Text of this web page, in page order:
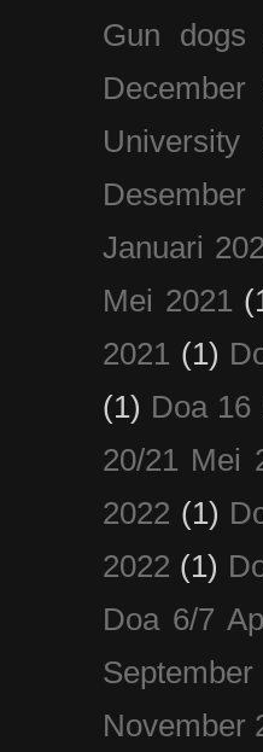
Gun dogs
University
Desember
Januari
Mei 2021
2021 (1)
(1) Doa 16
20/21 Mei
2022 (1)
2022 (1)
Doa 6/7
September
November